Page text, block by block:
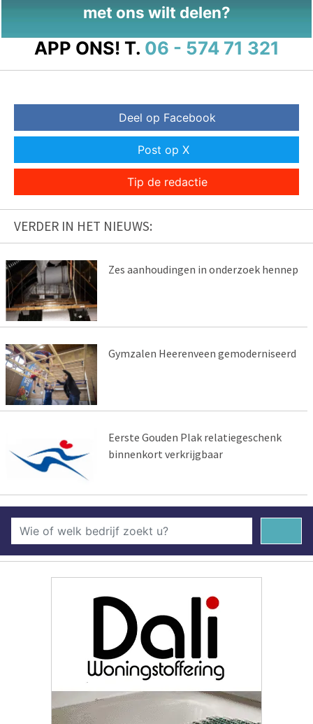
met ons wilt delen?
APP ONS! T. 06 - 574 71 321
Deel op Facebook
Post op X
Tip de redactie
VERDER IN HET NIEUWS:
Zes aanhoudingen in onderzoek hennep
Gymzalen Heerenveen gemoderniseerd
Eerste Gouden Plak relatiegeschenk
binnenkort verkrijgbaar